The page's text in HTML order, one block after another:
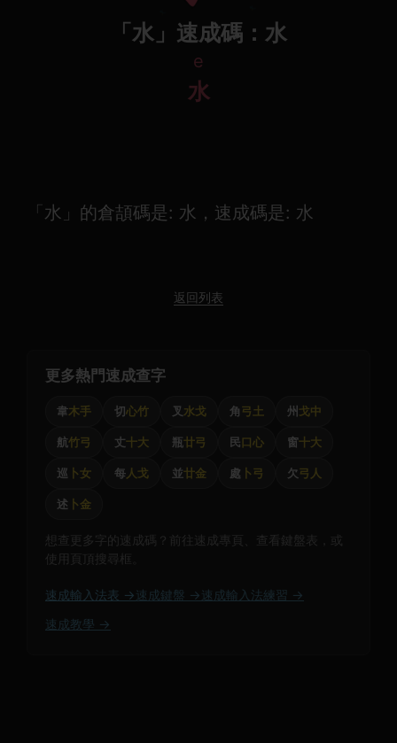
「水」速成碼：水
e
水
「水」的倉頡碼是: 水，速成碼是: 水
返回列表
更多熱門速成查字
韋木手 切心竹 叉 水戈 角弓土 州 戈中
航竹弓 丈十大 瓶廿弓 民口心 窗十大
巡 卜女 每人戈 並廿金 處 卜弓 欠弓人
述 卜金
想查更多字的速成碼？前往速成專頁、查看鍵盤表，或
使用頁頂搜尋框。
速成輸入法表 → 速成鍵盤 → 速成輸入法練習 →
速成教學 →